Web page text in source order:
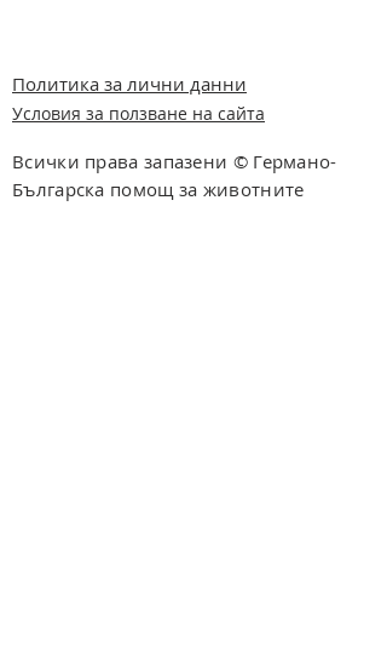
Политика за лични данни
Условия за ползване на сайта
Всички права запазени © Германо-
Българска помощ за животните